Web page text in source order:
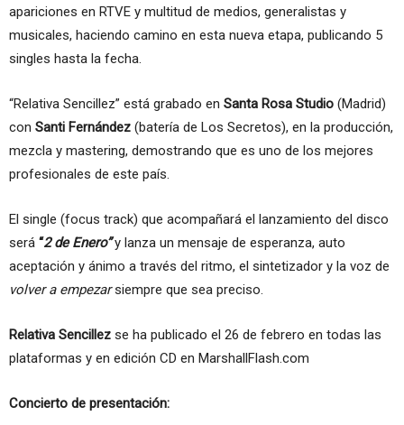
apariciones en RTVE y multitud de medios, generalistas y
musicales, haciendo camino en esta nueva etapa, publicando 5
singles hasta la fecha.
“Relativa Sencillez” está grabado en Santa Rosa Studio (Madrid)
con Santi Fernández (batería de Los Secretos), en la producción,
mezcla y mastering, demostrando que es uno de los mejores
profesionales de este país.
El single (focus track) que acompañará el lanzamiento del disco
será “2 de Enero”y lanza un mensaje de esperanza, auto
aceptación y ánimo a través del ritmo, el sintetizador y la voz de
volver a empezarsiempre que sea preciso.
Relativa Sencillez se ha publicado el 26 de febrero en todas las
plataformas y en edición CD en MarshallFlash.com
Concierto de presentación: